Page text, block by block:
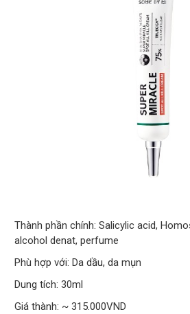
Thành phần chính: Salicylic acid,
alcohol denat, perfume
Phù hợp với: Da dầu, da mụn
Dung tích: 30ml
Giá thành: ~ 315.000VND